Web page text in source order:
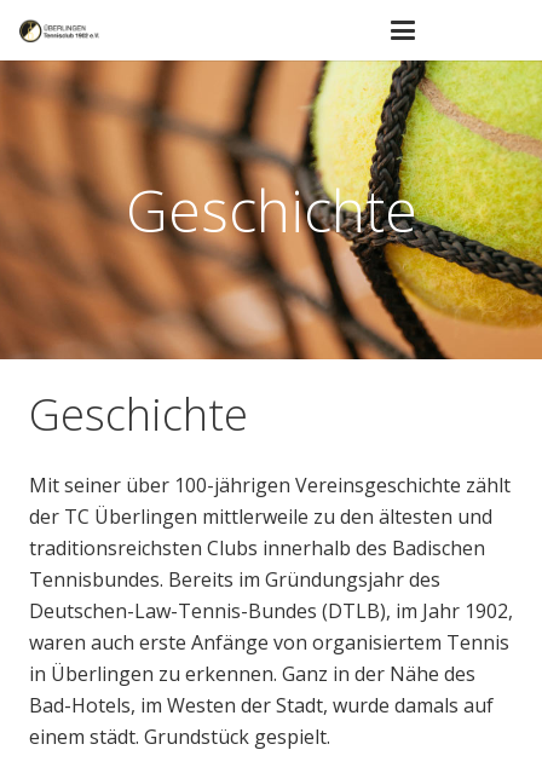
Geschichte
Geschichte
Mit seiner über 100-jährigen Vereinsgeschichte zählt
der TC Überlingen mittlerweile zu den ältesten und
traditionsreichsten Clubs innerhalb des Badischen
Tennisbundes. Bereits im Gründungsjahr des
Deutschen-Law-Tennis-Bundes (DTLB), im Jahr 1902,
waren auch erste Anfänge von organisiertem Tennis
in Überlingen zu erkennen. Ganz in der Nähe des
Bad-Hotels, im Westen der Stadt, wurde damals auf
einem städt. Grundstück gespielt.